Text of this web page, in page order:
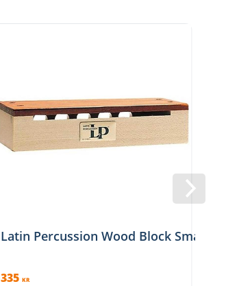
Latin Percussion Wood Block Small
335 KR